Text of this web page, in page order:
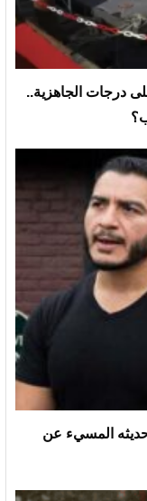
درجات الجاهزية..
المسيء عن